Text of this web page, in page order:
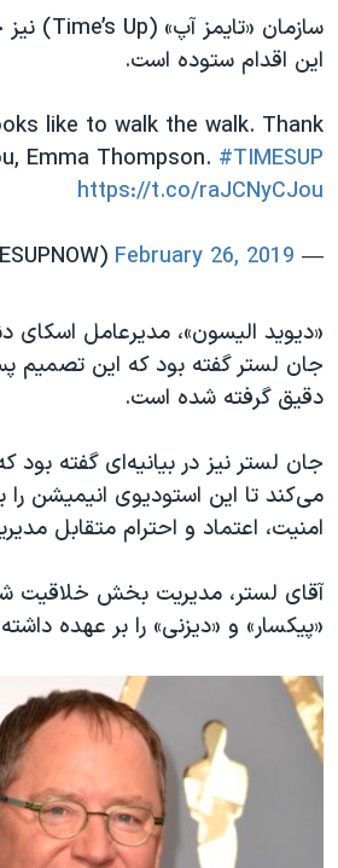
سازمان «تایمز آپ» (Time’s Up) نیز
این اقدام ستوده است.
like to walk the walk. Thank
Emma Thompson. #TIMESUP
https://t.co/raJCNyCJou
— TIME'S UP (@TIMESUPNOW)
February 26, 2019
«دیوید الیسون»، مدیرعامل
جان لستر گفته بود که این تصمیم
دقیق گرفته شده است.
جان لستر نیز در بیانیه‌ای گفته بود
می‌کند تا این استودیوی انیمیشن
امنیت، اعتماد و احترام متقابل
آقای لستر، مدیریت بخش خلاقیت
«پیکسار» و «دیزنی» را بر عهده